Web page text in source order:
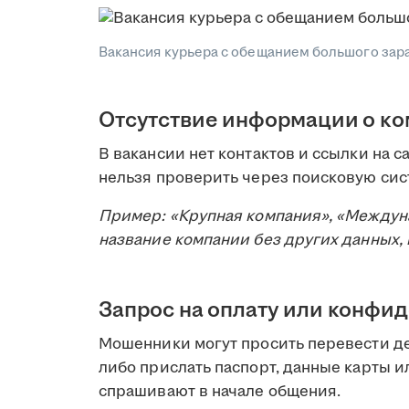
Вакансия курьера с обещанием большого
Отсутствие информации о
В вакансии нет контактов и ссылки на
нельзя проверить через поисковую
Пример: «Крупная компания»,
название компании без других
Запрос на оплату или
Мошенники могут просить перевести
либо прислать паспорт, данные карты
спрашивают в начале общения.